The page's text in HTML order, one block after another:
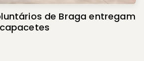
de Braga entregam